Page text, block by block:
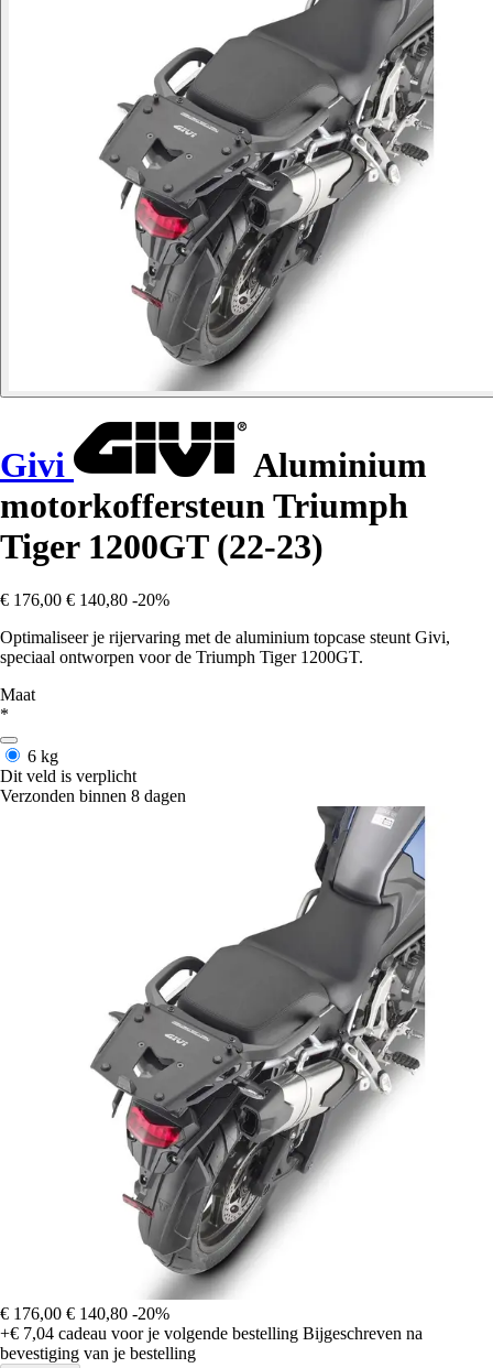
Givi
Aluminium
motorkoffersteun Triumph
Tiger 1200GT (22-23)
€ 176,00 € 140,80 -20%
Optimaliseer je rijervaring met de aluminium topcase steunt Givi,
speciaal ontworpen voor de Triumph Tiger 1200GT.
Maat
*
6 kg
Dit veld is verplicht
Verzonden binnen 8 dagen
€ 176,00 € 140,80 -20%
+€ 7,04 cadeau voor je volgende bestelling Bijgeschreven na
bevestiging van je bestelling